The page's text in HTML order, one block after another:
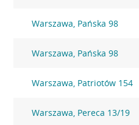
Warszawa, Pańska 98
Warszawa, Pańska 98
Warszawa, Patriotów 154
Warszawa, Pereca 13/19